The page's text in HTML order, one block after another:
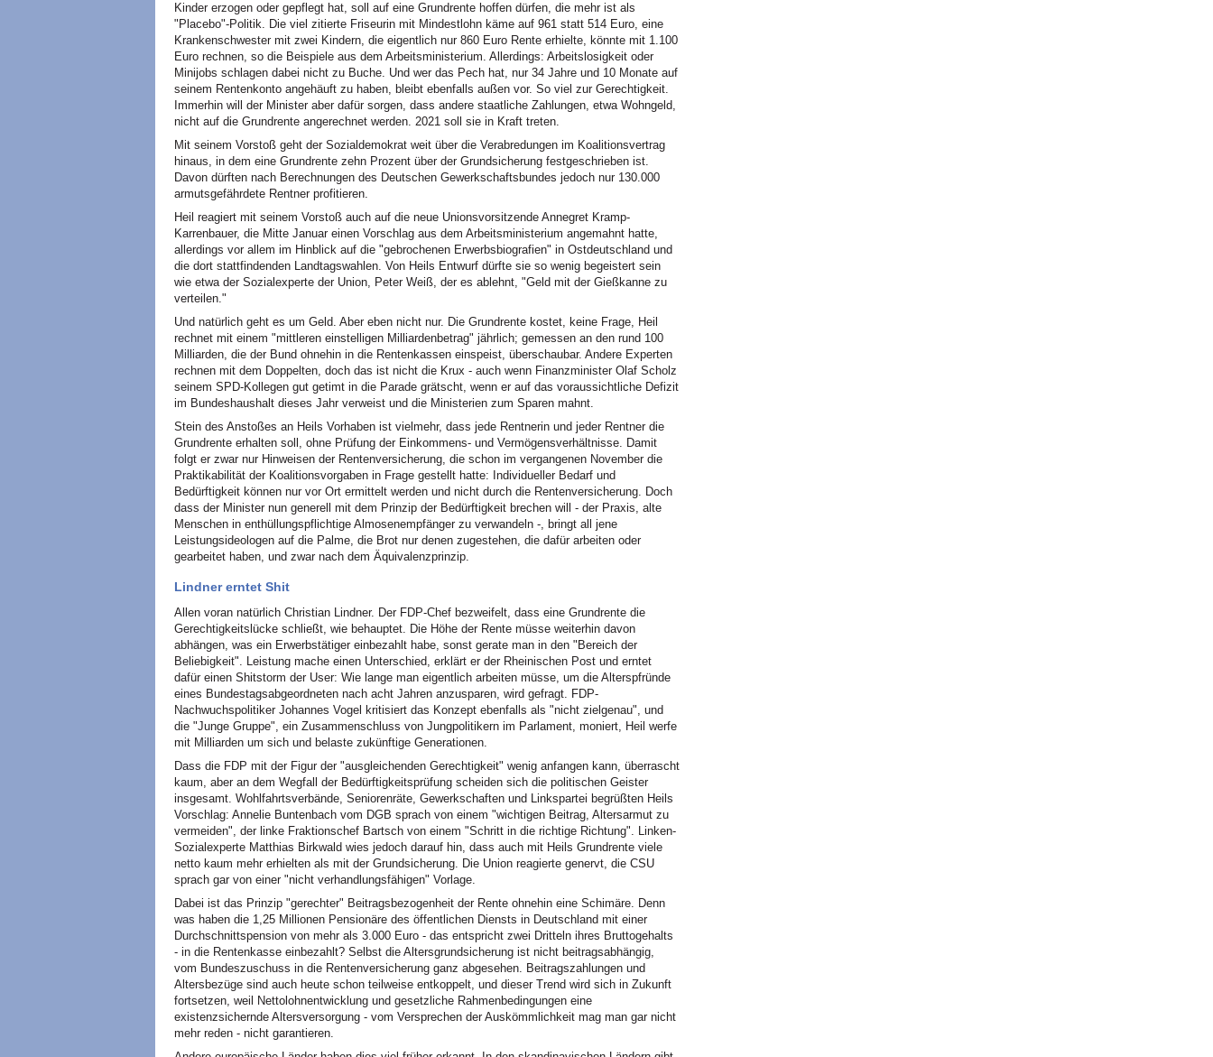
Kinder erzogen oder gepflegt hat, soll auf eine Grundrente hoffen dürfen, die mehr ist als
"Placebo"-Politik. Die viel zitierte Friseurin mit Mindestlohn käme auf 961 statt 514 Euro, eine
Krankenschwester mit zwei Kindern, die eigentlich nur 860 Euro Rente erhielte, könnte mit 1.100
Euro rechnen, so die Beispiele aus dem Arbeitsministerium. Allerdings: Arbeitslosigkeit oder
Minijobs schlagen dabei nicht zu Buche. Und wer das Pech hat, nur 34 Jahre und 10 Monate auf
seinem Rentenkonto angehäuft zu haben, bleibt ebenfalls außen vor. So viel zur Gerechtigkeit.
Immerhin will der Minister aber dafür sorgen, dass andere staatliche Zahlungen, etwa Wohngeld,
nicht auf die Grundrente angerechnet werden. 2021 soll sie in Kraft treten.
Mit seinem Vorstoß geht der Sozialdemokrat weit über die Verabredungen im Koalitionsvertrag
hinaus, in dem eine Grundrente zehn Prozent über der Grundsicherung festgeschrieben ist.
Davon dürften nach Berechnungen des Deutschen Gewerkschaftsbundes jedoch nur 130.000
armutsgefährdete Rentner profitieren.
Heil reagiert mit seinem Vorstoß auch auf die neue Unionsvorsitzende Annegret Kramp-
Karrenbauer, die Mitte Januar einen Vorschlag aus dem Arbeitsministerium angemahnt hatte,
allerdings vor allem im Hinblick auf die "gebrochenen Erwerbsbiografien" in Ostdeutschland und
die dort stattfindenden Landtagswahlen. Von Heils Entwurf dürfte sie so wenig begeistert sein
wie etwa der Sozialexperte der Union, Peter Weiß, der es ablehnt, "Geld mit der Gießkanne zu
verteilen."
Und natürlich geht es um Geld. Aber eben nicht nur. Die Grundrente kostet, keine Frage, Heil
rechnet mit einem "mittleren einstelligen Milliardenbetrag" jährlich; gemessen an den rund 100
Milliarden, die der Bund ohnehin in die Rentenkassen einspeist, überschaubar. Andere Experten
rechnen mit dem Doppelten, doch das ist nicht die Krux - auch wenn Finanzminister Olaf Scholz
seinem SPD-Kollegen gut getimt in die Parade grätscht, wenn er auf das voraussichtliche Defizit
im Bundeshaushalt dieses Jahr verweist und die Ministerien zum Sparen mahnt.
Stein des Anstoßes an Heils Vorhaben ist vielmehr, dass jede Rentnerin und jeder Rentner die
Grundrente erhalten soll, ohne Prüfung der Einkommens- und Vermögensverhältnisse. Damit
folgt er zwar nur Hinweisen der Rentenversicherung, die schon im vergangenen November die
Praktikabilität der Koalitionsvorgaben in Frage gestellt hatte: Individueller Bedarf und
Bedürftigkeit können nur vor Ort ermittelt werden und nicht durch die Rentenversicherung. Doch
dass der Minister nun generell mit dem Prinzip der Bedürftigkeit brechen will - der Praxis, alte
Menschen in enthüllungspflichtige Almosenempfänger zu verwandeln -, bringt all jene
Leistungsideologen auf die Palme, die Brot nur denen zugestehen, die dafür arbeiten oder
gearbeitet haben, und zwar nach dem Äquivalenzprinzip.
Lindner erntet Shit
Allen voran natürlich Christian Lindner. Der FDP-Chef bezweifelt, dass eine Grundrente die
Gerechtigkeitslücke schließt, wie behauptet. Die Höhe der Rente müsse weiterhin davon
abhängen, was ein Erwerbstätiger einbezahlt habe, sonst gerate man in den "Bereich der
Beliebigkeit". Leistung mache einen Unterschied, erklärt er der Rheinischen Post und erntet
dafür einen Shitstorm der User: Wie lange man eigentlich arbeiten müsse, um die Alterspfründe
eines Bundestagsabgeordneten nach acht Jahren anzusparen, wird gefragt. FDP-
Nachwuchspolitiker Johannes Vogel kritisiert das Konzept ebenfalls als "nicht zielgenau", und
die "Junge Gruppe", ein Zusammenschluss von Jungpolitikern im Parlament, moniert, Heil werfe
mit Milliarden um sich und belaste zukünftige Generationen.
Dass die FDP mit der Figur der "ausgleichenden Gerechtigkeit" wenig anfangen kann, überrascht
kaum, aber an dem Wegfall der Bedürftigkeitsprüfung scheiden sich die politischen Geister
insgesamt. Wohlfahrtsverbände, Seniorenräte, Gewerkschaften und Linkspartei begrüßten Heils
Vorschlag: Annelie Buntenbach vom DGB sprach von einem "wichtigen Beitrag, Altersarmut zu
vermeiden", der linke Fraktionschef Bartsch von einem "Schritt in die richtige Richtung". Linken-
Sozialexperte Matthias Birkwald wies jedoch darauf hin, dass auch mit Heils Grundrente viele
netto kaum mehr erhielten als mit der Grundsicherung. Die Union reagierte genervt, die CSU
sprach gar von einer "nicht verhandlungsfähigen" Vorlage.
Dabei ist das Prinzip "gerechter" Beitragsbezogenheit der Rente ohnehin eine Schimäre. Denn
was haben die 1,25 Millionen Pensionäre des öffentlichen Diensts in Deutschland mit einer
Durchschnittspension von mehr als 3.000 Euro - das entspricht zwei Dritteln ihres Bruttogehalts
- in die Rentenkasse einbezahlt? Selbst die Altersgrundsicherung ist nicht beitragsabhängig,
vom Bundeszuschuss in die Rentenversicherung ganz abgesehen. Beitragszahlungen und
Altersbezüge sind auch heute schon teilweise entkoppelt, und dieser Trend wird sich in Zukunft
fortsetzen, weil Nettolohnentwicklung und gesetzliche Rahmenbedingungen eine
existenzsichernde Altersversorgung - vom Versprechen der Auskömmlichkeit mag man gar nicht
mehr reden - nicht garantieren.